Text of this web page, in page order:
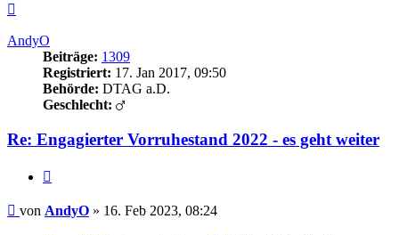
AndyO
Beiträge: 1309
Registriert: 17. Jan 2017, 09:50
Behörde: DTAG a.D.
Geschlecht:
Re: Engagierter Vorruhestand 2022 - es geht weiter
Beitrag
von AndyO » 16. Feb 2023, 08:24